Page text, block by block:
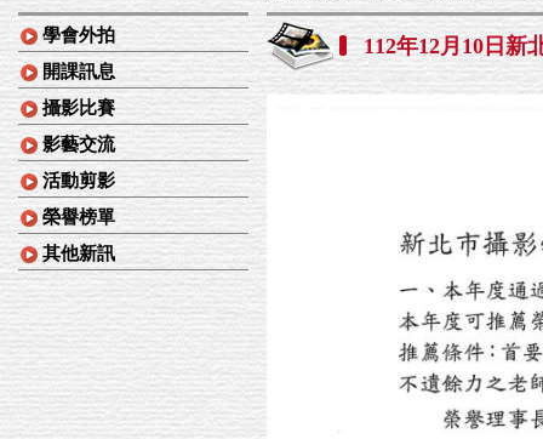
學會外拍
開課訊息
攝影比賽
影藝交流
活動剪影
榮譽榜單
其他新訊
112年12月10日新